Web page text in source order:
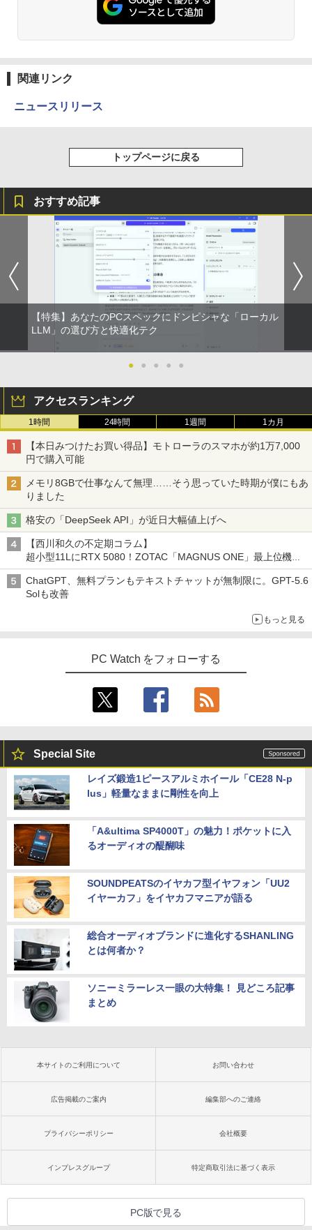
関連リンク
ニュースリリース
トップページに戻る
おすすめ記事
【特集】あなたのPCスペックにドンピシャな「ローカル
LLM」の選び方と快適化テク
● ● ● ● ●
アクセスランキング
1時間 24時間 1週間 1カ月
【本日みつけたお買い得品】モトローラのスマホが約1万7,000
円で購入可能
メモリ8GBで仕事なんて無理……そう思っていた時期が僕にもあ
りました
格安の「DeepSeek API」が近日大幅値上げへ
【西川和久の不定期コラム】
超小型11LにRTX 5080！ZOTAC「MAGNUS ONE」最上位機の
実力を探る
ChatGPT、無料プランもテキストチャットが無制限に。GPT-5.6
Solも改善
もっと見る
PC Watch をフォローする
Special Site
レイズ鍛造1ピースアルミホイール「CE28 N-p
lus」軽量なままに剛性を向上
「A&ultima SP4000T」の魅力！ポケットに入
るオーディオの醍醐味
SOUNDPEATSのイヤカフ型イヤフォン「UU2
イヤーカフ」をイヤカフマニアが語る
総合オーディオブランドに進化するSHANLING
とは何者か？
ソニーミラーレス一眼の大特集！ 見どころ記事
まとめ
本サイトのご利用について お問い合わせ
広告掲載のご案内 編集部へのご連絡
プライバシーポリシー 会社概要
インプレスグループ 特定商取引法に基づく表示
PC版で見る